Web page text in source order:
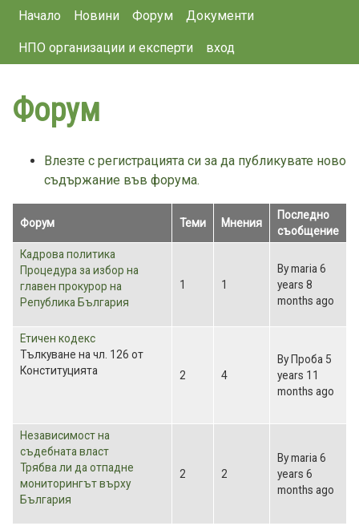
Премини
основното
Main navigation
Начало Новини Форум Документи
НПО организации и експерти вход
Форум
Влезте с регистрацията си за да публикувате ново
съдържание във форума.
Форум Теми Мнения
Последно
съобщение
No
new
posts
Кадрова политика
Процедура за избор на
главен прокурор на
Република България
1 1
Bymaria 6
years 8
months ago
No
new
posts
Етичен кодекс
Тълкуване на чл. 126 от
Конституцията
2 4
By Проба 5
years 11
months ago
No
new
posts
Независимост на
съдебната власт
Трябва ли да отпадне
мониторингът върху
България
2 2
Bymaria 6
years 6
months ago